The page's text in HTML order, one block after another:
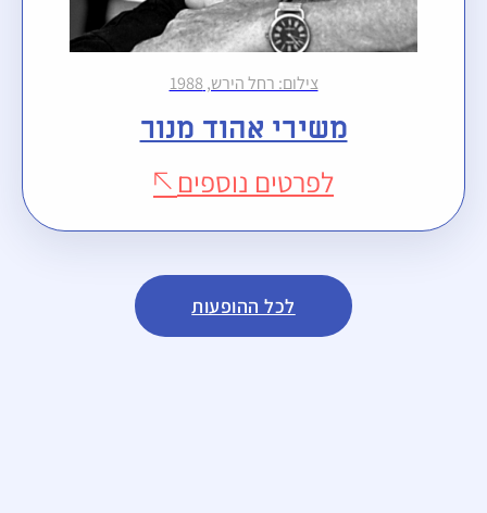
צילום: רחל הירש, 1988
משירי אהוד מנור
לפרטים נוספים
לכל ההופעות